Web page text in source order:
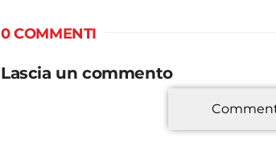
0 COMMENTI
Lascia un commento